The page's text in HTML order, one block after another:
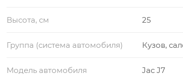
Высота, см 25
Группа (система автомобиля) Кузов,
Модель автомобиля Jac J7